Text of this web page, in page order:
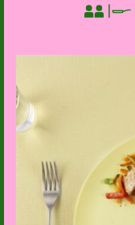
1